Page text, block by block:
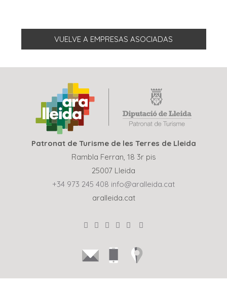
VUELVE A EMPRESAS ASOCIADAS
Patronat de Turisme de les Terres de Lleida
Rambla Ferran, 18 3r pis
25007 Lleida
+34 973 245 408 info@aralleida.cat
aralleida.cat